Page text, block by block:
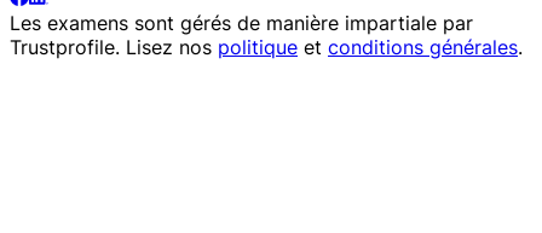
Les examens sont gérés de manière impartiale par
Trustprofile. Lisez nos politique et conditions générales.